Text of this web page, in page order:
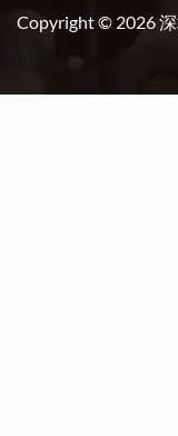
Copyright © 2026